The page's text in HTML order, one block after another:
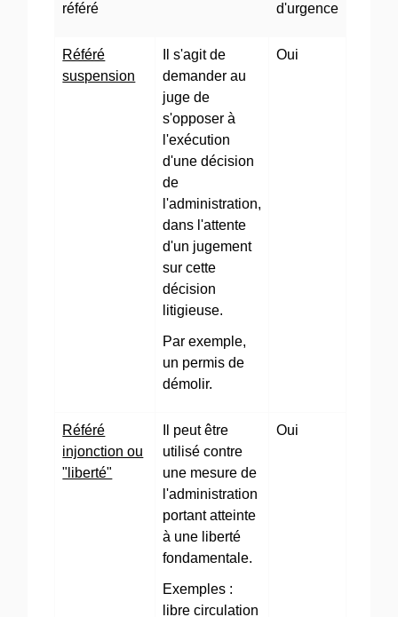
référé
d'urgence
Référé
suspension
Il s'agit de
demander au
juge de
s'opposer à
l'exécution
d'une décision
de
l'administration,
dans l'attente
d'un jugement
sur cette
décision
litigieuse.
Par exemple,
un permis de
démolir.
Oui
Référé
injonction ou
"liberté"
Il peut être
utilisé contre
une mesure de
l'administration
portant atteinte
à une liberté
fondamentale.
Exemples :
libre circulation
Oui